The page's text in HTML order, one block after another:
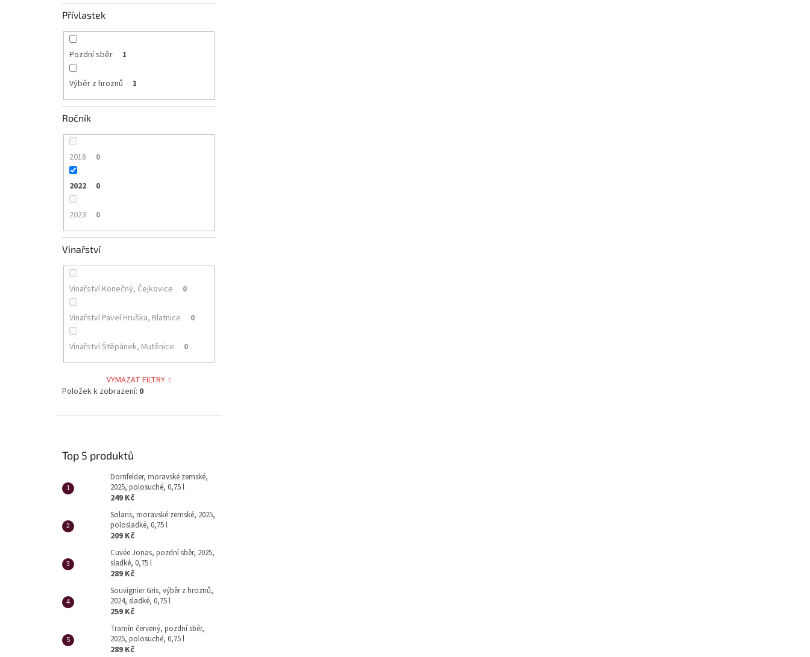
Přívlastek
Pozdní sběr 1
Výběr z hroznů 1
Ročník
2018 0
2022 0
2023 0
Vinařství
Vinařství Konečný, Čejkovice 0
Vinařství Pavel Hruška, Blatnice 0
Vinařství Štěpánek, Mutěnice 0
VYMAZAT FILTRY
Položek k zobrazení: 0
Top 5 produktů
Dornfelder, moravské zemské,
2025, polosuché, 0,75 l
249 Kč
Solaris, moravské zemské, 2025,
polosladké, 0,75 l
209 Kč
Cuvée Jonas, pozdní sběr, 2025,
sladké, 0,75 l
289 Kč
Souvignier Gris, výběr z hroznů,
2024, sladké, 0,75 l
259 Kč
Tramín červený, pozdní sběr,
2025, polosuché, 0,75 l
289 Kč